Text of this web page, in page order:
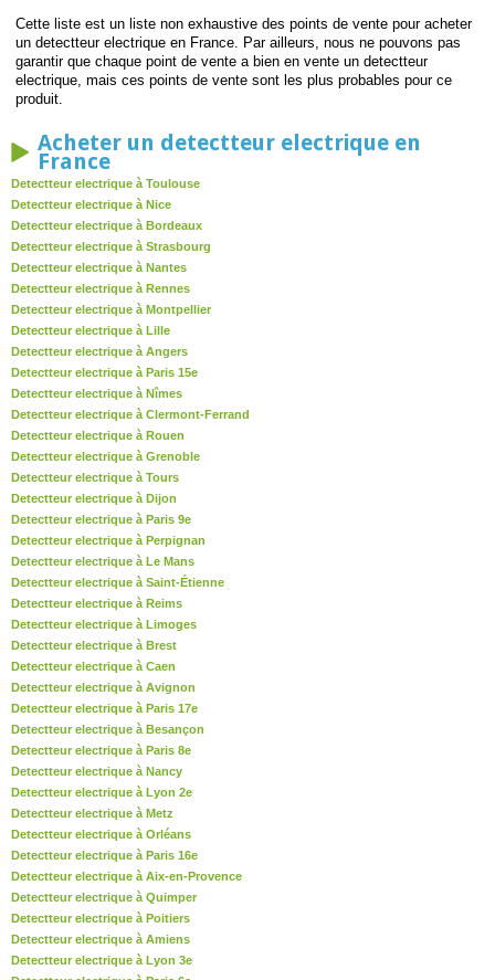
Cette liste est un liste non exhaustive des points de vente pour acheter
un detectteur electrique en France. Par ailleurs, nous ne pouvons pas
garantir que chaque point de vente a bien en vente un detectteur
electrique, mais ces points de vente sont les plus probables pour ce
produit.
Acheter un detectteur electrique en
France
Detectteur electrique à Toulouse
Detectteur electrique à Nice
Detectteur electrique à Bordeaux
Detectteur electrique à Strasbourg
Detectteur electrique à Nantes
Detectteur electrique à Rennes
Detectteur electrique à Montpellier
Detectteur electrique à Lille
Detectteur electrique à Angers
Detectteur electrique à Paris 15e
Detectteur electrique à Nîmes
Detectteur electrique à Clermont-Ferrand
Detectteur electrique à Rouen
Detectteur electrique à Grenoble
Detectteur electrique à Tours
Detectteur electrique à Dijon
Detectteur electrique à Paris 9e
Detectteur electrique à Perpignan
Detectteur electrique à Le Mans
Detectteur electrique à Saint-Étienne
Detectteur electrique à Reims
Detectteur electrique à Limoges
Detectteur electrique à Brest
Detectteur electrique à Caen
Detectteur electrique à Avignon
Detectteur electrique à Paris 17e
Detectteur electrique à Besançon
Detectteur electrique à Paris 8e
Detectteur electrique à Nancy
Detectteur electrique à Lyon 2e
Detectteur electrique à Metz
Detectteur electrique à Orléans
Detectteur electrique à Paris 16e
Detectteur electrique à Aix-en-Provence
Detectteur electrique à Quimper
Detectteur electrique à Poitiers
Detectteur electrique à Amiens
Detectteur electrique à Lyon 3e